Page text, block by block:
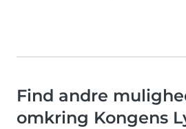
Find andre
omkring Kongens